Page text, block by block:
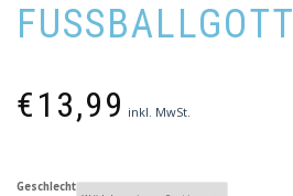
FUSSBALLGOTT
€13,99 inkl. MwSt.
Geschlecht